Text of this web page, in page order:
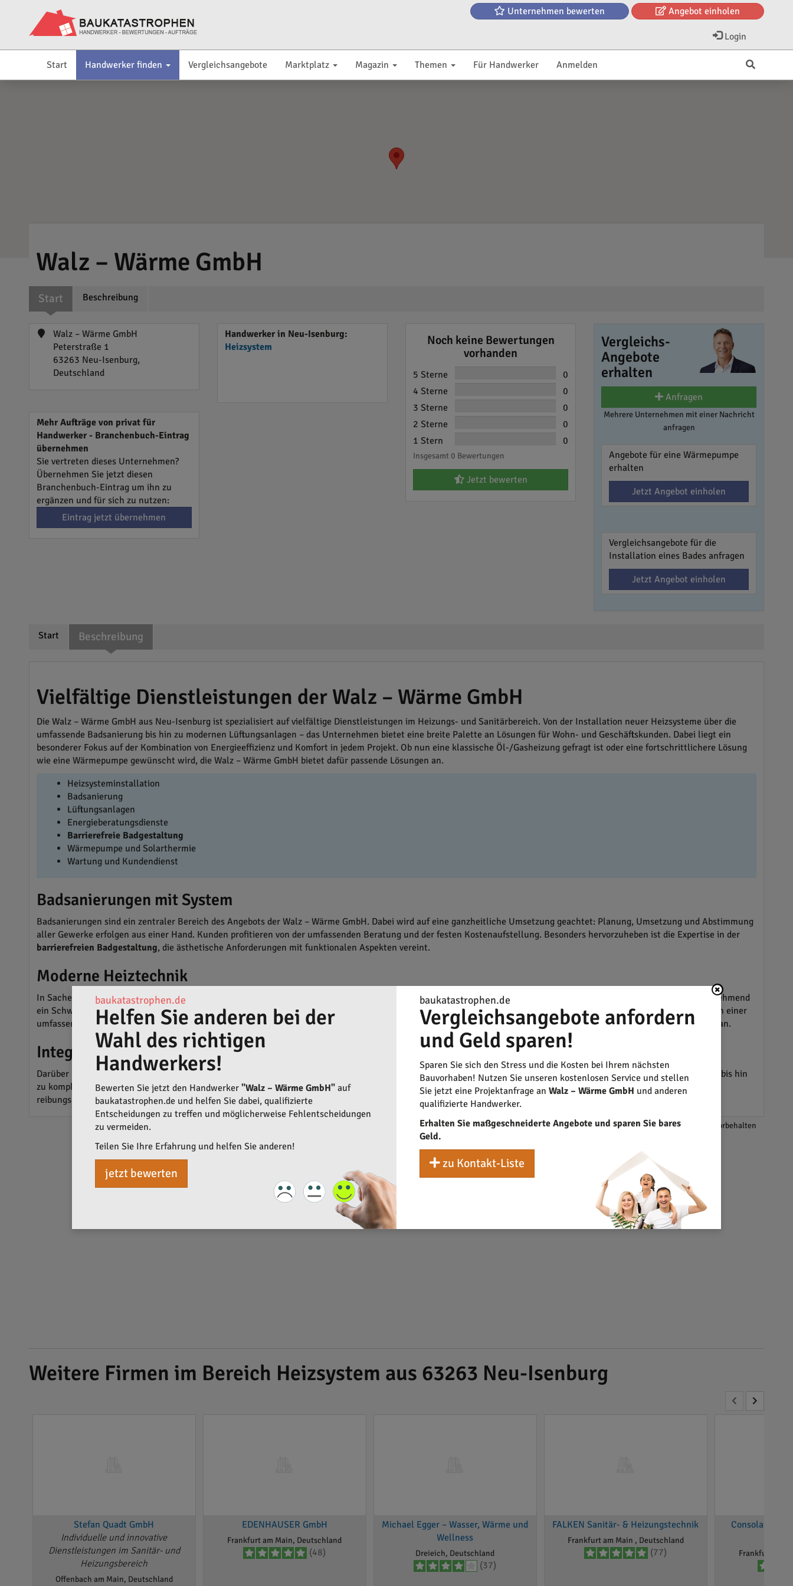
Unternehmen bewerten Angebot einholen
Login
Start Handwerker finden Vergleichsangebote Marktplatz Magazin Themen Für Handwerker Anmelden
Walz – Wärme GmbH
Start Beschreibung
Walz – Wärme GmbH
Peterstraße 1
63263 Neu-Isenburg,
Deutschland
Handwerker in Neu-Isenburg:
Heizsystem
Mehr Aufträge von privat für
Handwerker - Branchenbuch-Eintrag
übernehmen
Sie vertreten dieses Unternehmen?
Übernehmen Sie jetzt diesen
Branchenbuch-Eintrag um ihn zu
ergänzen und für sich zu nutzen:
Eintrag jetzt übernehmen
Noch keine Bewertungen
vorhanden
5 Sterne
0
4 Sterne
0
3 Sterne
0
2 Sterne
0
1 Stern
0
Insgesamt 0 Bewertungen
Jetzt bewerten
Vergleichs-
Angebote
erhalten
Anfragen
Mehrere Unternehmen mit einer Nachricht
anfragen
Angebote für eine Wärmepumpe
erhalten
Jetzt Angebot einholen
Vergleichsangebote für die
Installation eines Bades anfragen
Jetzt Angebot einholen
Start Beschreibung
Vielfältige Dienstleistungen der Walz – Wärme GmbH
Die Walz – Wärme GmbH aus Neu-Isenburg ist spezialisiert auf vielfältige Dienstleistungen im Heizungs- und Sanitärbereich. Von der Installation neuer Heizsysteme über die
umfassende Badsanierung bis hin zu modernen Lüftungsanlagen – das Unternehmen bietet eine breite Palette an Lösungen für Wohn- und Geschäftskunden. Dabei liegt ein
besonderer Fokus auf der Kombination von Energieeffizienz und Komfort in jedem Projekt. Ob nun eine klassische Öl-/Gasheizung gefragt ist oder eine fortschrittlichere Lösung
wie eine Wärmepumpe gewünscht wird, die Walz – Wärme GmbH bietet dafür passende Lösungen an.
Heizsysteminstallation
Badsanierung
Lüftungsanlagen
Energieberatungsdienste
Barrierefreie Badgestaltung
Wärmepumpe und Solarthermie
Wartung und Kundendienst
Badsanierungen mit System
Badsanierungen sind ein zentraler Bereich des Angebots der Walz – Wärme GmbH. Dabei wird auf eine ganzheitliche Umsetzung geachtet: Planung, Umsetzung und Abstimmung
aller Gewerke erfolgen aus einer Hand. Kunden profitieren von der umfassenden Beratung und der festen Kostenaufstellung. Besonders hervorzuheben ist die Expertise in der
barrierefreien Badgestaltung, die ästhetische Anforderungen mit funktionalen Aspekten vereint.
Moderne Heiztechnik
In Sachen Heiztechnik ist die Walz – Wärme GmbH breit aufgestellt. Neben klassischen Heizlösungen wie Öl- und Gasheizungen werden auch erneuerbare Energien zunehmend
ein Schwerpunkt. Wärmepumpen und Solarthermie-Anlagen gehören zum Portfolio, die beide umweltfreundliches und effizientes Heizen ermöglichen. Für Kunden, die an einer
umfassenden Modernisierung interessiert sind, bietet das Unternehmen detaillierte Energieberatungsdienste und Unterstützung bei der Beantragung von Fördermitteln an.
Integrative Haustechnik und Lüftung
Darüber hinaus bietet die Walz – Wärme GmbH auch Lösungen im Bereich Haustechnik an. Von abgestimmten Lüftungsanlagen, die für ein optimales Raumklima sorgen, bis hin
zu komplexen Systemen zur Nutzung von Regen- und Grauwasser, das Unternehmen zeigt seine Vielseitigkeit. Der Integrationsansatz gewährleistet, dass alle Systeme
reibungslos zusammenarbeiten und den Komfort der Bewohner steigern.
*Änderungen und Irrtümer vorbehalten
Weitere Firmen im Bereich Heizsystem aus 63263 Neu-Isenburg
Stefan Quadt GmbH
Individuelle und innovative
Dienstleistungen im Sanitär- und
Heizungsbereich
Offenbach am Main, Deutschland
EDENHAUSER GmbH
Frankfurt am Main, Deutschland
(48)
Michael Egger – Wasser, Wärme und
Wellness
Dreieich, Deutschland
(37)
FALKEN Sanitär- & Heizungstechnik
Frankfurt am Main , Deutschland
(77)
Consolar
Frankfurt am
baukatastrophen.de
Helfen Sie anderen bei der
Wahl des richtigen
Handwerkers!
Bewerten Sie jetzt den Handwerker "Walz – Wärme GmbH" auf
baukatastrophen.de und helfen Sie dabei, qualifizierte
Entscheidungen zu treffen und möglicherweise Fehlentscheidungen
zu vermeiden.
Teilen Sie Ihre Erfahrung und helfen Sie anderen!
jetzt bewerten
baukatastrophen.de
Vergleichsangebote anfordern
und Geld sparen!
Sparen Sie sich den Stress und die Kosten bei Ihrem nächsten
Bauvorhaben! Nutzen Sie unseren kostenlosen Service und stellen
Sie jetzt eine Projektanfrage an Walz – Wärme GmbH und anderen
qualifizierte Handwerker.
Erhalten Sie maßgeschneiderte Angebote und sparen Sie bares
Geld.
zu Kontakt-Liste